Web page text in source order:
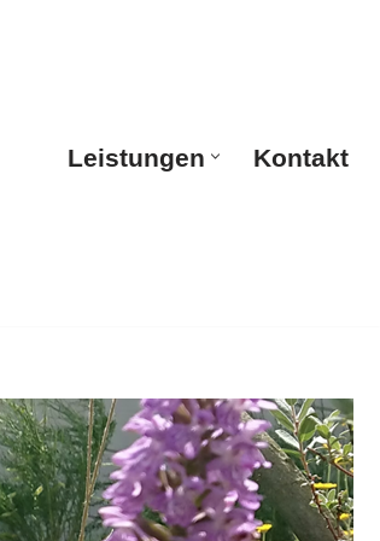
Leistungen Kontakt
Leistungen Kontakt